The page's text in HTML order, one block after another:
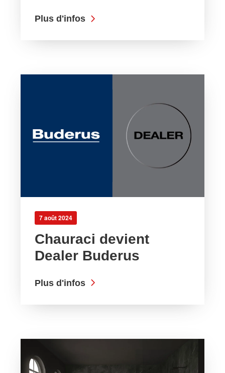
Plus d'infos
7 août 2024
Chauraci devient
Dealer Buderus
Plus d'infos